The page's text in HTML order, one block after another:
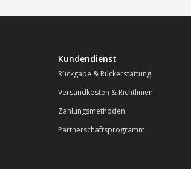
Kundendienst
Rückgabe & Rückerstattung
Versandkosten & Richtlinien
Zahlungsmethoden
Partnerschaftsprogramm